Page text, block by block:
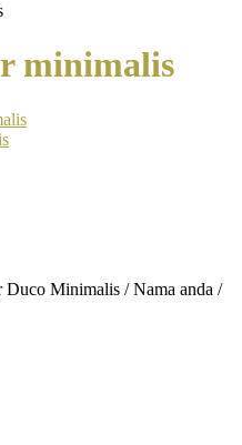
minimalis
Minimalis / Nama anda /